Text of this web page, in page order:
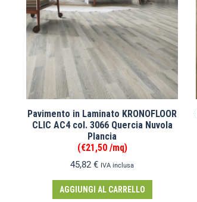
Pavimento in Laminato KRONOFLOOR
CLIC AC4 col. 3066 Quercia Nuvola
Plancia
(€21,50 /mq)
45,82 € IVA inclusa
AGGIUNGI AL CARRELLO